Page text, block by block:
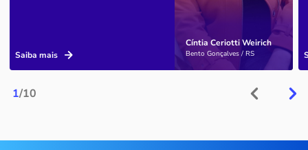
1/10
Cíntia Ceriotti Weirich
Bento Gonçalves / RS
Saiba mais